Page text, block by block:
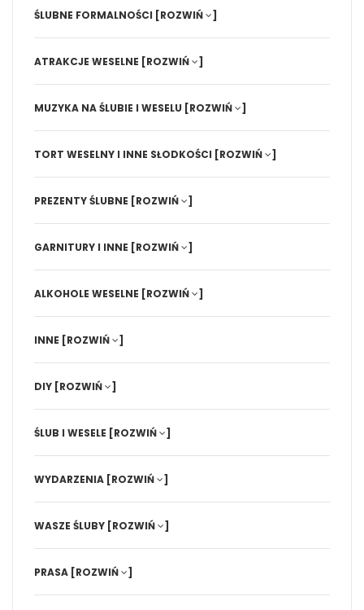
ŚLUBNE FORMALNOŚCI [ROZWIŃ ]
ATRAKCJE WESELNE [ROZWIŃ ]
MUZYKA NA ŚLUBIE I WESELU [ROZWIŃ ]
TORT WESELNY I INNE SŁODKOŚCI [ROZWIŃ ]
PREZENTY ŚLUBNE [ROZWIŃ ]
GARNITURY I INNE [ROZWIŃ ]
ALKOHOLE WESELNE [ROZWIŃ ]
INNE [ROZWIŃ ]
DIY [ROZWIŃ ]
ŚLUB I WESELE [ROZWIŃ ]
WYDARZENIA [ROZWIŃ ]
WASZE ŚLUBY [ROZWIŃ ]
PRASA [ROZWIŃ ]